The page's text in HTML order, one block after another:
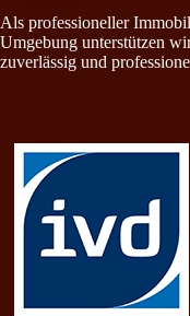
Als professioneller
Umgebung unterstützen
zuverlässig und